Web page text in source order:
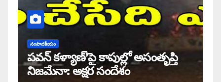
సంపాదకీయం
పవన్ కళ్యాణ్’పై కాపుల్లో అసంతృప్తి
నిజమేనా: అక్షర సందేశం